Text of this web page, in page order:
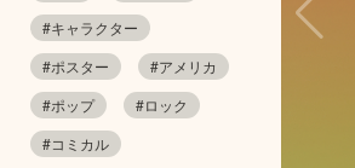
#キャラクター
#ポスター
#アメリカ
#ポップ
#ロック
#コミカル